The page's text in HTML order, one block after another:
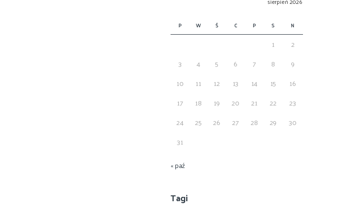
P W Ś C P S N
1
2
3
4 5 6 7 8
9
10
11 12 13 14 15
16
17
18 19 20 21 22
23
24
25 26 27 28 29
30
31
« paź
Tagi